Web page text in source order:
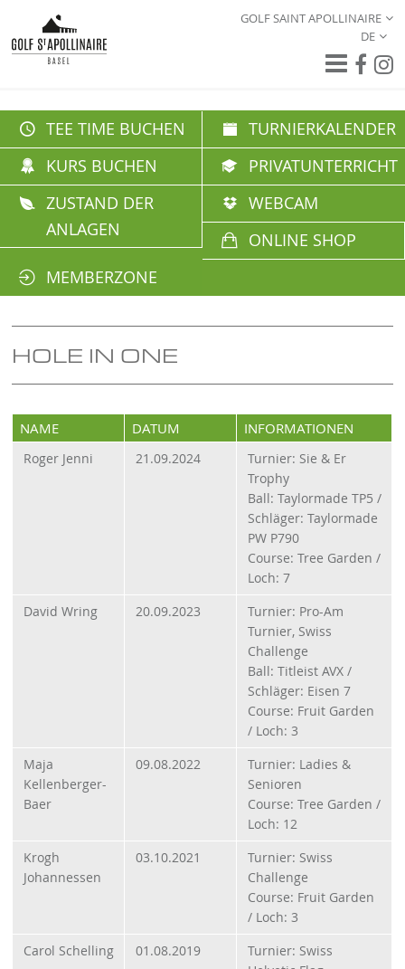
GOLF SAINT APOLLINAIRE
DE
TEE TIME BUCHEN
TURNIERKALENDER
KURS BUCHEN
PRIVATUNTERRICHT
ZUSTAND DER
ANLAGEN
WEBCAM
ONLINE SHOP
MEMBERZONE
HOLE IN ONE
NAME DATUM INFORMATIONEN
Roger Jenni 21.09.2024
Turnier: Sie & Er
Trophy
Ball: Taylormade TP5 /
Schläger: Taylormade
PW P790
Course: Tree Garden /
Loch: 7
David Wring
20.09.2023
Turnier: Pro-Am
Turnier, Swiss
Challenge
Ball: Titleist AVX /
Schläger: Eisen 7
Course: Fruit Garden
/ Loch: 3
Maja
Kellenberger-
Baer
09.08.2022
Turnier: Ladies &
Senioren
Course: Tree Garden /
Loch: 12
Krogh
Johannessen
03.10.2021
Turnier: Swiss
Challenge
Course: Fruit Garden
/ Loch: 3
Carol Schelling
01.08.2019
Turnier: Swiss